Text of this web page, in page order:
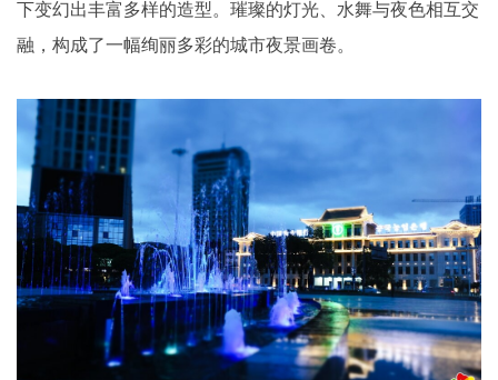
下变幻出丰富多样的造型。璀璨的灯光、水舞与夜色相互交
融，构成了一幅绚丽多彩的城市夜景画卷。